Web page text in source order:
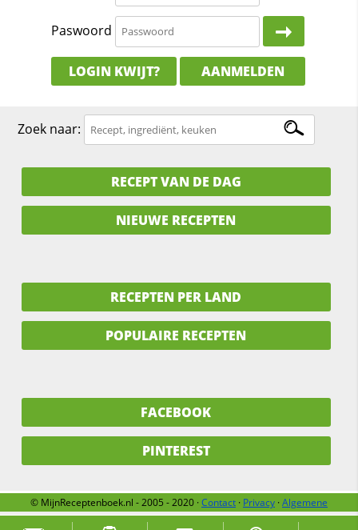
Paswoord
LOGIN KWIJT? AANMELDEN
Zoek naar:
RECEPT VAN DE DAG
NIEUWE RECEPTEN
RECEPTEN PER LAND
POPULAIRE RECEPTEN
FACEBOOK
PINTEREST
© MijnReceptenboek.nl - 2005 - 2020 ·Contact · Privacy ·Algemene
voorwaarden
Over ons